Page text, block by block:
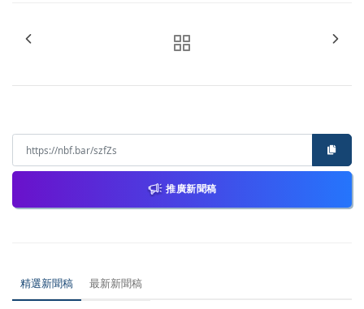
推廣新聞稿
精選新聞稿 最新新聞稿